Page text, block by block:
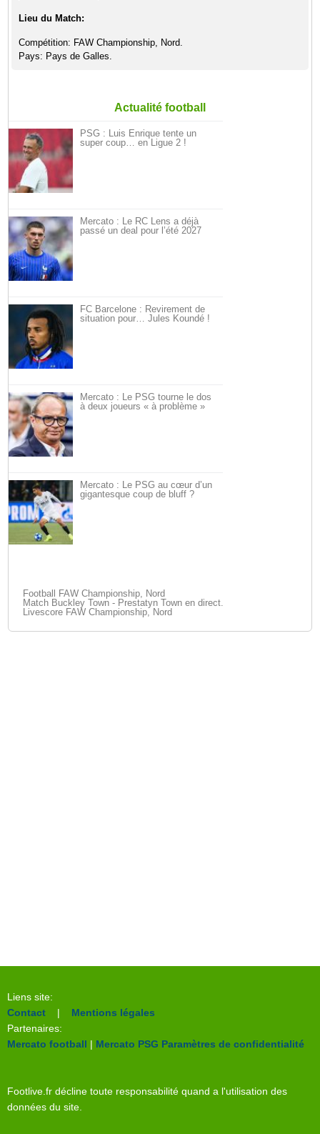
Lieu du Match:
Compétition: FAW Championship, Nord.
Pays: Pays de Galles.
Actualité football
PSG : Luis Enrique tente un
super coup… en Ligue 2 !
Mercato : Le RC Lens a déjà
passé un deal pour l’été 2027
FC Barcelone : Revirement de
situation pour… Jules Koundé !
Mercato : Le PSG tourne le dos
à deux joueurs « à problème »
Mercato : Le PSG au cœur d’un
gigantesque coup de bluff ?
Football FAW Championship, Nord
Match Buckley Town - Prestatyn Town en direct.
Livescore FAW Championship, Nord
Liens site:
Contact | Mentions légales
Partenaires:
Mercato football | Mercato PSG Paramètres de confidentialité
Footlive.fr décline toute responsabilité quand a l'utilisation des
données du site.